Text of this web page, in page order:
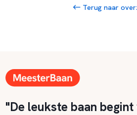
Terug naar
"De leukste baan